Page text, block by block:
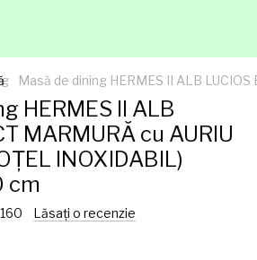
Masă de dining HERMES II ALB
HERMES II ALB
MARMURĂ cu AURIU
INOXIDABIL)
cm
Lăsați o recenzie